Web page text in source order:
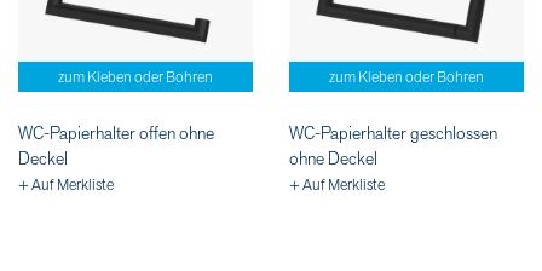
zum Kleben oder Bohren
WC-Papierhalter offen ohne
Deckel
+ Auf Merkliste
zum Kleben oder Bohren
WC-Papierhalter geschlossen
ohne Deckel
+ Auf Merkliste